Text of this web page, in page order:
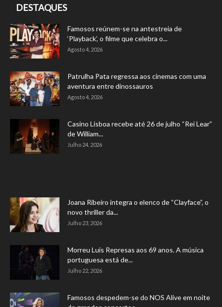
DESTAQUES
Famosos reúnem-se na antestreia de
‘Playback’, o filme que celebra o...
Agosto 4, 2026
Patrulha Pata regressa aos cinemas com uma
aventura entre dinossauros
Agosto 4, 2026
Casino Lisboa recebe até 26 de julho “Rei Lear”
de William...
Julho 24, 2026
Joana Ribeiro integra o elenco de “Clayface”, o
novo thriller da...
Julho 23, 2026
Morreu Luís Represas aos 69 anos. A música
portuguesa está de...
Julho 22, 2026
Famosos despedem-se do NOS Alive em noite